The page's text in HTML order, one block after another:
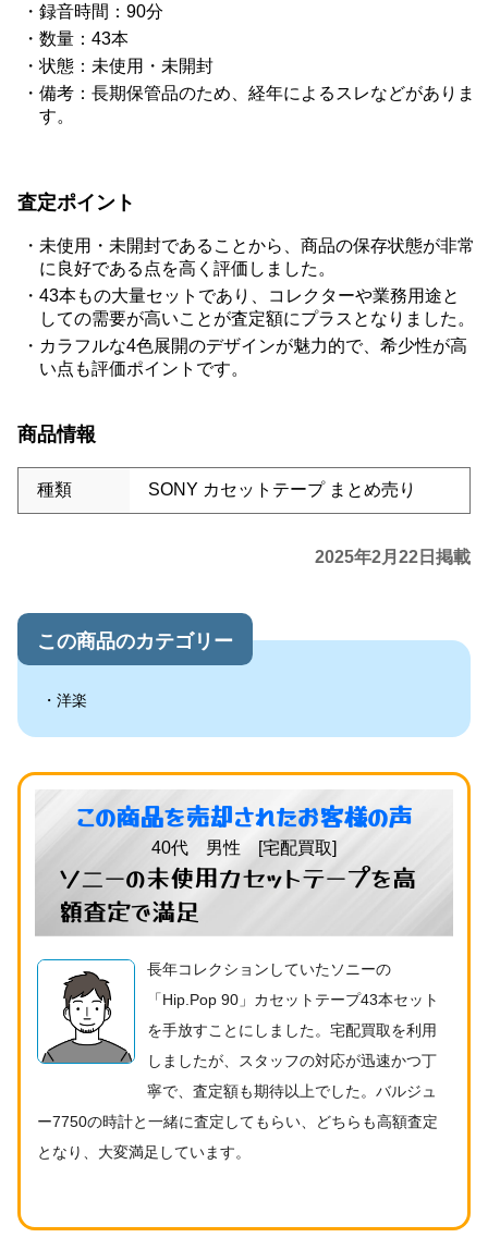
録音時間：90分
数量：43本
状態：未使用・未開封
備考：長期保管品のため、経年によるスレなどがありま
す。
査定ポイント
未使用・未開封であることから、商品の保存状態が非常
に良好である点を高く評価しました。
43本もの大量セットであり、コレクターや業務用途と
しての需要が高いことが査定額にプラスとなりました。
カラフルな4色展開のデザインが魅力的で、希少性が高
い点も評価ポイントです。
商品情報
種類 SONY カセットテープ まとめ売り
2025年2月22日掲載
この商品のカテゴリー
洋楽
この商品を売却されたお客様の声
40代 男性 [宅配買取]
ソニーの未使用カセットテープを高
額査定で満足
長年コレクションしていたソニーの
「Hip.Pop 90」カセットテープ43本セット
を手放すことにしました。宅配買取を利用
しましたが、スタッフの対応が迅速かつ丁
寧で、査定額も期待以上でした。バルジュ
ー7750の時計と一緒に査定してもらい、どちらも高額査定
となり、大変満足しています。